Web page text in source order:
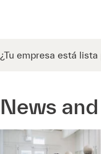
¿Tu empresa está
News